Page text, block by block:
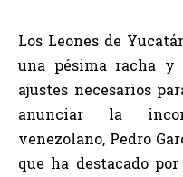
Los Leones de
una pésima racha
ajustes necesarios
anunciar la
venezolano, Pedro
que ha destacado